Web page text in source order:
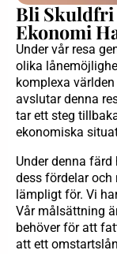
Bli Skuldfri
Ekonomi
Under vår resa
olika
komplexa
avslutar denna
tar ett steg
ekonomiska
Under denna
dess fördelar och
lämpligt för. Vi
Vår målsättning
behöver för att
att ett